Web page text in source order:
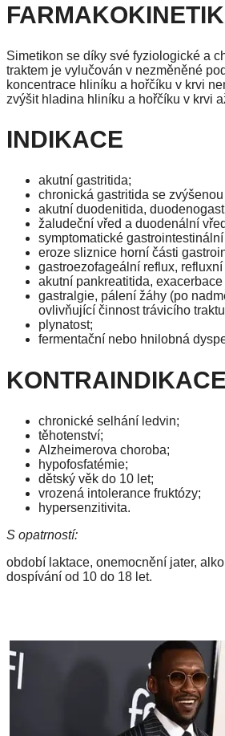
Simetikon se díky své fyziologické a
traktem je vylučován v nezměněné
koncentrace hliníku a hořčíku v krvi
zvýšit hladina hliníku a hořčíku v krvi
INDIKACE
akutní gastritida;
chronická gastritida se
akutní duodenitida,
žaludeční vřed a duodenální
symptomatické
eroze sliznice horní části
gastroezofageální reflux,
akutní pankreatitida,
gastralgie, pálení žáhy (po
ovlivňující činnost trávicího
plynatost;
fermentační nebo hnilobná
KONTRAINDIKACE
chronické selhání ledvin;
těhotenství;
Alzheimerova choroba;
hypofosfatémie;
dětský věk do 10 let;
vrozená intolerance fruktózy;
hypersenzitivita.
S opatrností:
období laktace, onemocnění jater,
dospívání od 10 do 18 let.